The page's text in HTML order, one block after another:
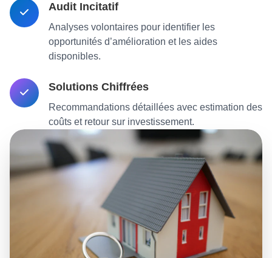
Audit Incitatif
Analyses volontaires pour identifier les
opportunités d’amélioration et les aides
disponibles.
Solutions Chiffrées
Recommandations détaillées avec estimation des
coûts et retour sur investissement.